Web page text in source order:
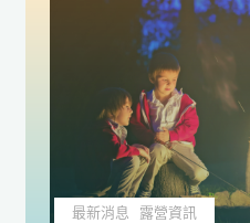
最新消息 露營資訊